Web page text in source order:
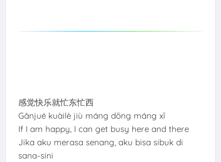
感觉快乐就忙东忙西
Gǎnjué kuàilè jiù máng dōng máng xī
If I am happy, I can get busy here and there
Jika aku merasa senang, aku bisa sibuk di
sana-sini